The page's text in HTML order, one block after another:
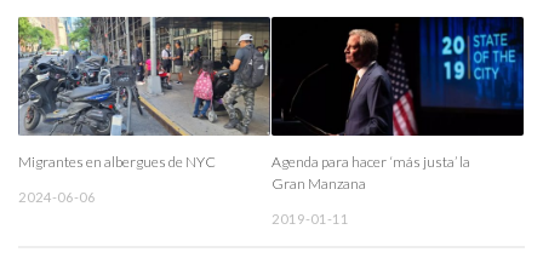
Migrantes en albergues de NYC
2024-06-06
Agenda para hacer ‘más justa’ la
Gran Manzana
2019-01-11